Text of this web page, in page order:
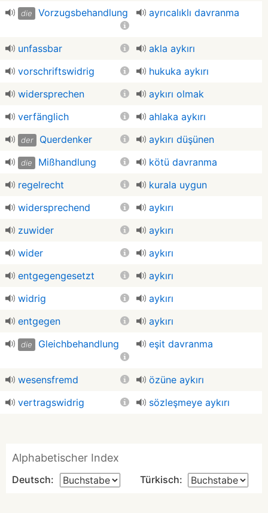
die Vorzugsbehandlung ayrıcalıklı davranma
unfassbar
akla aykırı
vorschriftswidrig
hukuka aykırı
widersprechen
aykırı olmak
verfänglich
ahlaka aykırı
der Querdenker aykırı düşünen
die Mißhandlung
kötü davranma
regelrecht
kurala uygun
widersprechend
aykırı
zuwider
aykırı
wider
aykırı
entgegengesetzt
aykırı
widrig
aykırı
entgegen
aykırı
die Gleichbehandlung eşit davranma
wesensfremd
özüne aykırı
vertragswidrig
sözleşmeye aykırı
Alphabetischer Index
Deutsch: Türkisch: